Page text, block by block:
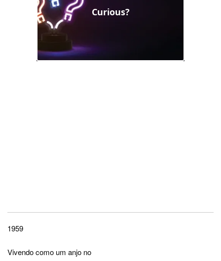
1959
Vivendo como um anjo no